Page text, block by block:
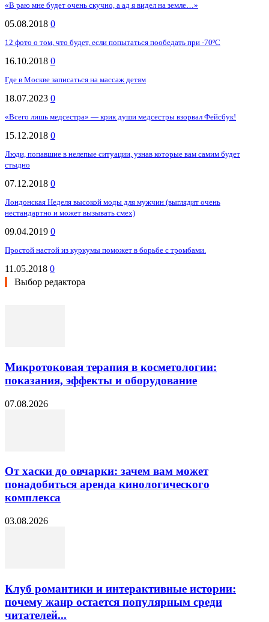
«В раю мне будет очень скучно, а ад я видел на земле…»
05.08.2018 0
12 фото о том, что будет, если попытаться пообедать при -70ºC
16.10.2018 0
Где в Москве записаться на массаж детям
18.07.2023 0
«Всего лишь медсестра» — крик души медсестры взорвал Фейсбук!
15.12.2018 0
Люди, попавшие в нелепые ситуации, узнав которые вам самим будет
стыдно
07.12.2018 0
Лондонская Неделя высокой моды для мужчин (выглядит очень
нестандартно и может вызывать смех)
09.04.2019 0
Простой настой из куркумы поможет в борьбе с тромбами.
11.05.2018 0
Выбор редактора
Микротоковая терапия в косметологии:
показания, эффекты и оборудование
07.08.2026
От хаски до овчарки: зачем вам может
понадобиться аренда кинологического
комплекса
03.08.2026
Клуб романтики и интерактивные истории:
почему жанр остается популярным среди
читателей...